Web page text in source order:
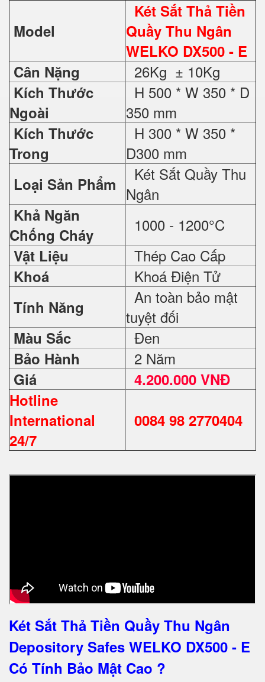
Model
Két Sắt Thả Tiền
Quầy Thu Ngân
WELKO DX500 - E
Cân Nặng
26Kg ± 10Kg
Kích Thước
Ngoài
H 500 * W 350 * D
350 mm
Kích Thước
Trong
H 300 * W 350 *
D300 mm
Loại Sản Phẩm
Két Sắt Quầy Thu
Ngân
Khả Ngăn
Chống Cháy
1000 - 1200°C
Vật Liệu Thép Cao Cấp
Khoá Khoá Điện Tử
Tính Năng
An toàn bảo mật
tuyệt đối
Màu Sắc Đen
Bảo Hành 2 Năm
Giá
4.200.000 VNĐ
Hotline
International
24/7
0084 98 2770404
Két Sắt Thả Tiền Quầy Thu Ngân
Depository Safes WELKO DX500 - E
Có Tính Bảo Mật Cao ?